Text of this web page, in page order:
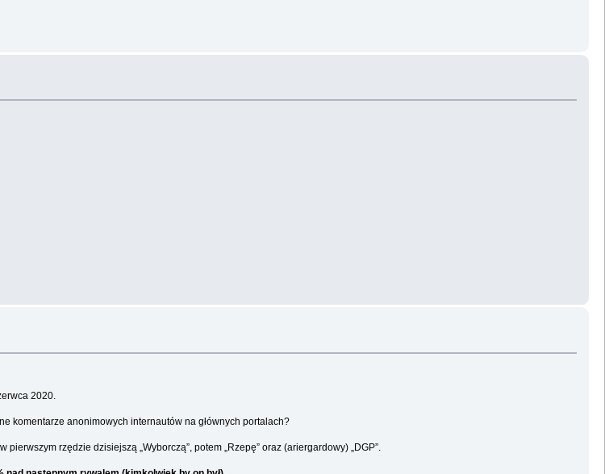
2020.
komentarze anonimowych internautów na głównych portalach?
rzędzie dzisiejszą „Wyborczą”, potem „Rzepę” oraz (ariergardowy) „DGP”.